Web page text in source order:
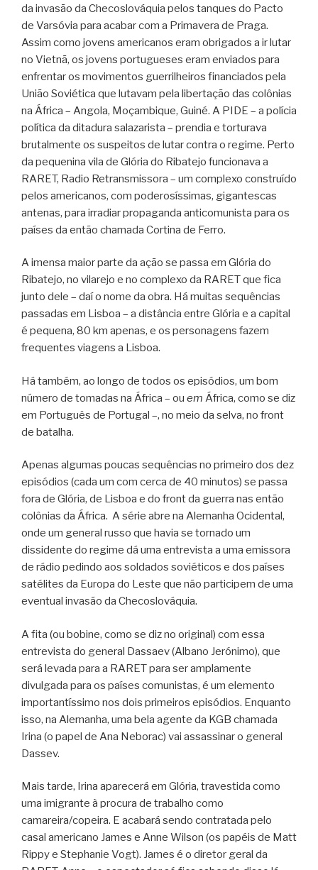
da invasão da Checoslováquia pelos tanques do Pacto
de Varsóvia para acabar com a Primavera de Praga.
Assim como jovens americanos eram obrigados a ir lutar
no Vietnã, os jovens portugueses eram enviados para
enfrentar os movimentos guerrilheiros financiados pela
União Soviética que lutavam pela libertação das colônias
na África – Angola, Moçambique, Guiné. A PIDE – a polícia
política da ditadura salazarista – prendia e torturava
brutalmente os suspeitos de lutar contra o regime. Perto
da pequenina vila de Glória do Ribatejo funcionava a
RARET, Radio Retransmissora – um complexo construído
pelos americanos, com poderosíssimas, gigantescas
antenas, para irradiar propaganda anticomunista para os
países da então chamada Cortina de Ferro.
A imensa maior parte da ação se passa em Glória do
Ribatejo, no vilarejo e no complexo da RARET que fica
junto dele – daí o nome da obra. Há muitas sequências
passadas em Lisboa – a distância entre Glória e a capital
é pequena, 80 km apenas, e os personagens fazem
frequentes viagens a Lisboa.
Há também, ao longo de todos os episódios, um bom
número de tomadas na África – ou em África, como se diz
em Português de Portugal –, no meio da selva, no front
de batalha.
Apenas algumas poucas sequências no primeiro dos dez
episódios (cada um com cerca de 40 minutos) se passa
fora de Glória, de Lisboa e do front da guerra nas então
colônias da África. A série abre na Alemanha Ocidental,
onde um general russo que havia se tornado um
dissidente do regime dá uma entrevista a uma emissora
de rádio pedindo aos soldados soviéticos e dos países
satélites da Europa do Leste que não participem de uma
eventual invasão da Checoslováquia.
A fita (ou bobine, como se diz no original) com essa
entrevista do general Dassaev (Albano Jerónimo), que
será levada para a RARET para ser amplamente
divulgada para os países comunistas, é um elemento
importantíssimo nos dois primeiros episódios. Enquanto
isso, na Alemanha, uma bela agente da KGB chamada
Irina (o papel de Ana Neborac) vai assassinar o general
Dassev.
Mais tarde, Irina aparecerá em Glória, travestida como
uma imigrante à procura de trabalho como
camareira/copeira. E acabará sendo contratada pelo
casal americano James e Anne Wilson (os papéis de Matt
Rippy e Stephanie Vogt). James é o diretor geral da